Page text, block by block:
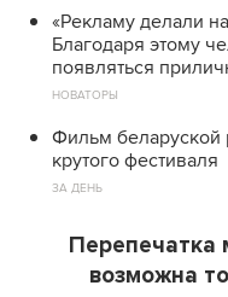
«Рекламу делали
Благодаря этому
появляться
НОВАТОРЫ
Фильм беларуской
крутого фестиваля
ЗА ДЕНЬ
Перепечатка
возможна